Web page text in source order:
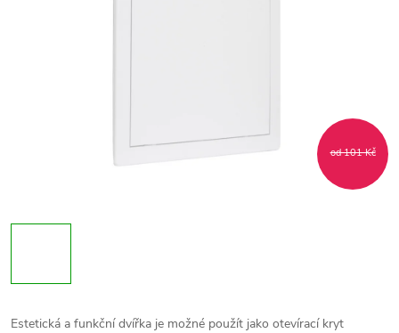
od 101 Kč
Estetická a funkční dvířka je možné použít jako otevírací kryt